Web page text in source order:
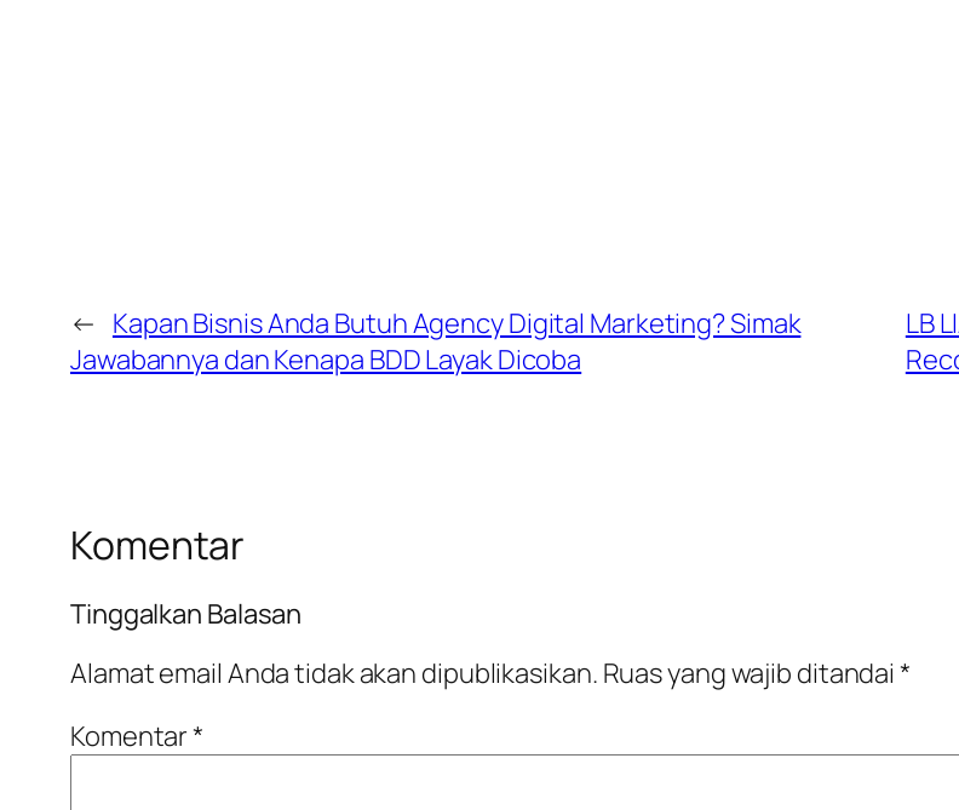
← Kapan Bisnis Anda Butuh Agency Digital Marketing? Simak
Jawabannya dan Kenapa BDD Layak Dicoba
LB
Komentar
Tinggalkan Balasan
Alamat email Anda tidak akan dipublikasikan. Ruas yang wajib ditandai*
Komentar*